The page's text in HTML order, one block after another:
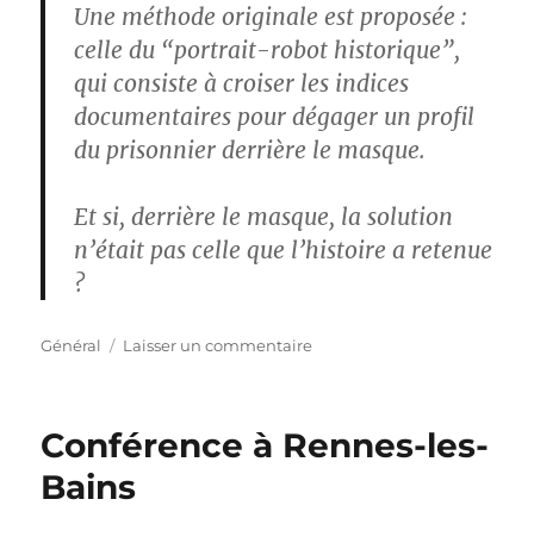
Une méthode originale est proposée :
celle du “portrait-robot historique”,
qui consiste à croiser les indices
documentaires pour dégager un profil
du prisonnier derrière le masque.
Et si, derrière le masque, la solution
n’était pas celle que l’histoire a retenue
?
Catégories
Général Laisser un commentairesur
fer
Conférence à Rennes-les-
Bains